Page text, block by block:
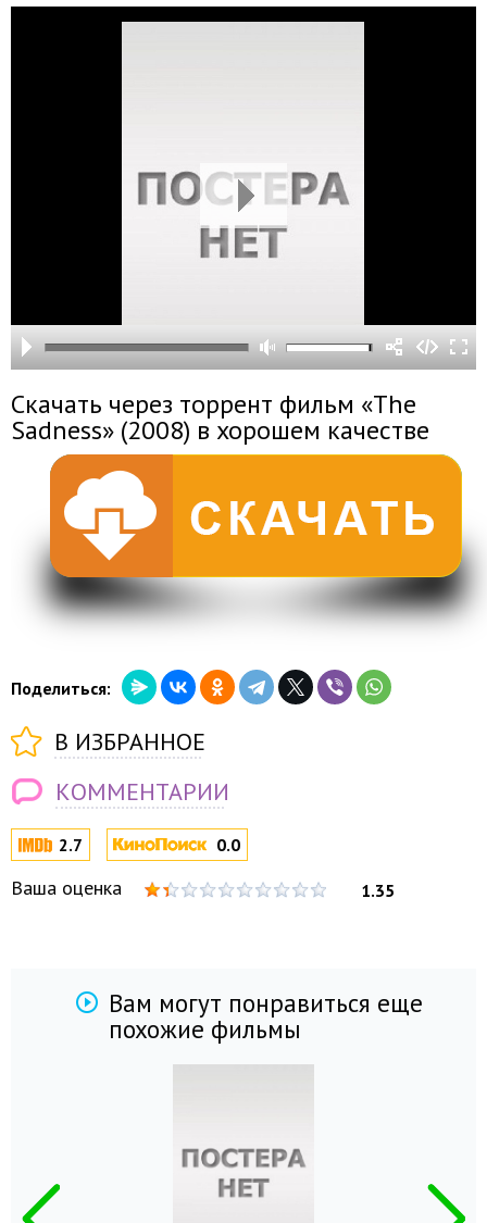
2.7 0.0
Ваша оценка 1.35
Скачать через торрент фильм «The
Sadness» (2008) в хорошем качестве
Поделиться:
В ИЗБРАННОЕ
КОММЕНТАРИИ
Вам могут понравиться еще
похожие фильмы